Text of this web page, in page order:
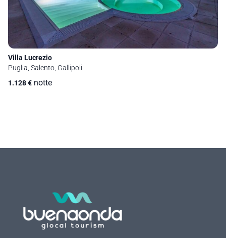
Villa Lucrezio
Puglia, Salento, Gallipoli
1.128€ notte